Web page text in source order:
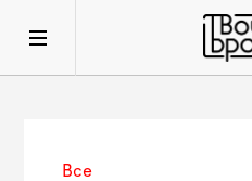
Все